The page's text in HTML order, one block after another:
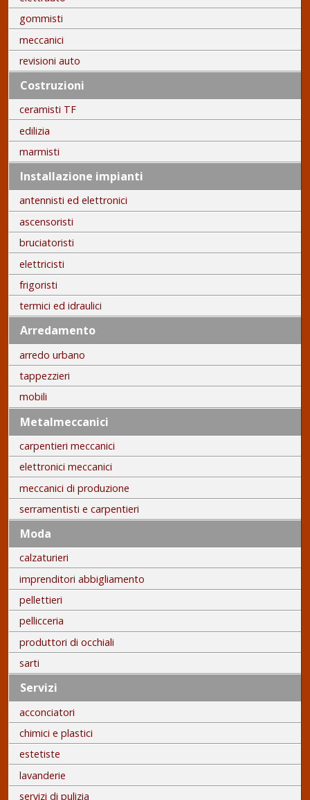
gommisti
meccanici
revisioni auto
Costruzioni
ceramisti TF
edilizia
marmisti
Installazione impianti
antennisti ed elettronici
ascensoristi
bruciatoristi
elettricisti
frigoristi
termici ed idraulici
Arredamento
arredo urbano
tappezzieri
mobili
Metalmeccanici
carpentieri meccanici
elettronici meccanici
meccanici di produzione
serramentisti e carpentieri
Moda
calzaturieri
imprenditori abbigliamento
pellettieri
pellicceria
produttori di occhiali
sarti
Servizi
acconciatori
chimici e plastici
estetiste
lavanderie
servizi di pulizia